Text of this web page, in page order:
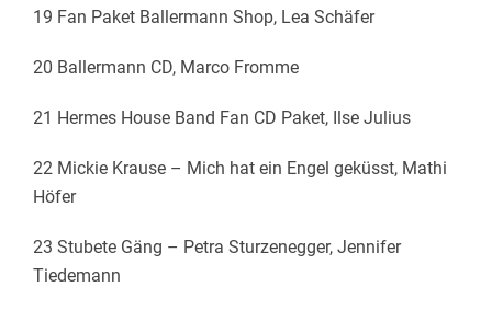
19 Fan Paket Ballermann Shop, Lea Schäfer
20 Ballermann CD, Marco Fromme
21 Hermes House Band Fan CD Paket, Ilse Julius
22 Mickie Krause – Mich hat ein Engel geküsst, Mathi
Höfer
23 Stubete Gäng – Petra Sturzenegger, Jennifer
Tiedemann